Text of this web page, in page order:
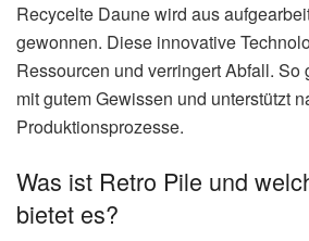
Recycelte Daune wird aus
gewonnen. Diese innovative
Ressourcen und verringert Abfall. So
mit gutem Gewissen und unterstützt
Produktionsprozesse.
Was ist Retro Pile und
bietet es?